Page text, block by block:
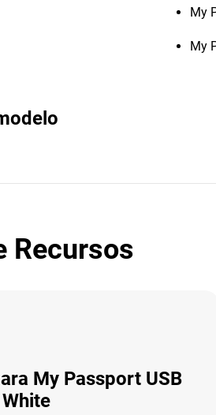
My
My
Recursos
My Passport USB